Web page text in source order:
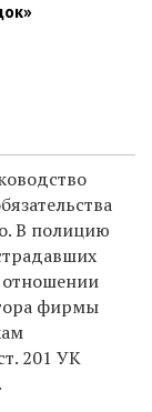
В полицию
отношении
фирмы
201 УК